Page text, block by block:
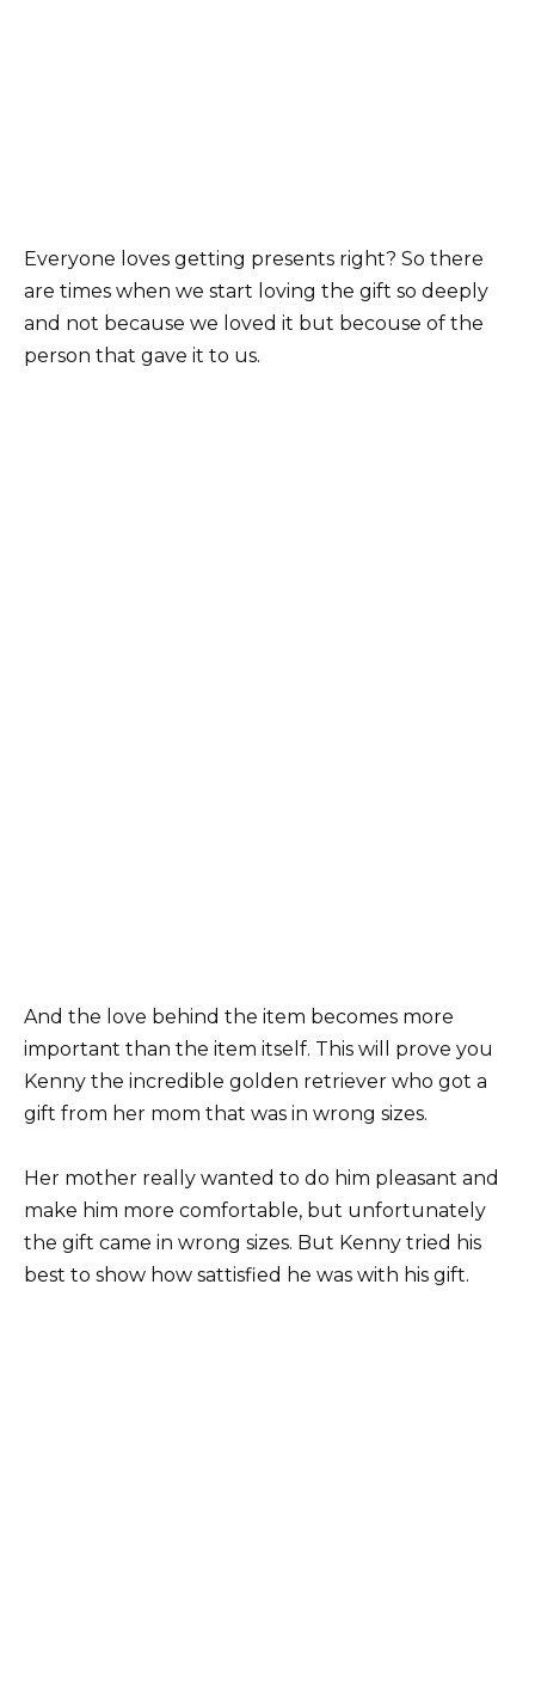
Everyone loves getting presents right? So there
are times when we start loving the gift so deeply
and not because we loved it but becouse of the
person that gave it to us.
And the love behind the item becomes more
important than the item itself. This will prove you
Kenny the incredible golden retriever who got a
gift from her mom that was in wrong sizes.
Her mother really wanted to do him pleasant and
make him more comfortable, but unfortunately
the gift came in wrong sizes. But Kenny tried his
best to show how sattisfied he was with his gift.